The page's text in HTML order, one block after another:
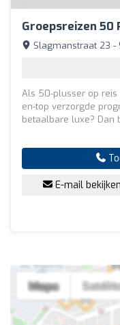
Groepsreizen 50
Slagmanstraat 23 -
Als 50-plusser op reis
en-top verzorgde
betaalbare luxe? Dan
E-mail bekijken